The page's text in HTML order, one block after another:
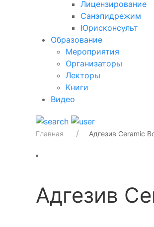
Лицензирование
Санэпидрежим
Юрисконсульт
Образование
Мероприятия
Организаторы
Лекторы
Книги
Видео
Главная Адгезив Ceramic
Адгезив